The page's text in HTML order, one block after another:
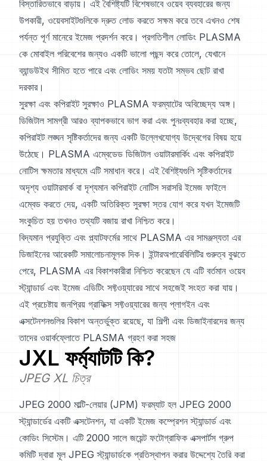
বিস্তারিতভাবে বাড়ায়। এই বৈশিষ্ট্যটি বিশেষভাবে ওয়েব ব্যবহারের জন্য
উপকারী, ওয়েবসাইটগুলিকে দ্রুত লোড করতে সক্ষম করে তবে এখনও শেষ
পর্যন্ত পূর্ণ মানেরে ইমেজ প্রদর্শন করে। প্রগতিশীল লোডিং PLASMA
কে মোবাইল পরিবেশের জন্যও একটি ভালো পছন্দ করে তোলে, যেখানে
ব্যান্ডউইথ সীমিত হতে পারে এবং লোডিং সময় যতটা সম্ভব ছোট রাখা
দরকার।
সুরক্ষা এবং কপিরাইট সুরক্ষাও PLASMA ফরম্যাটের অবিচ্ছেদ্য অঙ্গ।
ডিজিটাল সামগ্রী আরও ব্যাপকভাবে ভাগ করা এবং পুনঃব্যবহার করা হচ্ছে,
কপিরাইট লঙ্ঘন সৃষ্টিকর্তাদের জন্য একটি উল্লেখযোগ্য উদ্বেগের বিষয় হয়ে
উঠেছে। PLASMA এম্বেডেড ডিজিটাল ওয়াটারমার্কিং এবং কপিরাইট
নোটিস ক্ষমতার মাধ্যমে এটি সমাধান করে। এই বৈশিষ্ট্যগুলি সৃষ্টিকর্তাদের
অদৃশ্য ওয়াটারমার্ক বা দৃশ্যমান কপিরাইট নোটিস সরাসরি ইমেজ ফাইলে
এম্বেড করতে দেয়, একটি অতিরিক্ত সুরক্ষা স্তর যোগ করে যখন ইমেজটি
সংকুচিত হয় তখনও তথ্যটি বজায় রাখা নিশ্চিত করে।
বিদ্যমান প্রযুক্তি এবং প্ল্যাটফর্মের সাথে PLASMA এর সামঞ্জস্যতা এর
ডিজাইনের আরেকটি সমালোচনামূলক দিক। ইন্টারঅপারেবিলিটির গুরুত্ব বুঝতে
পেরে, PLASMA এর বিকাশকারীরা নিশ্চিত করেছেন যে এটি বর্তমান ওয়েব
স্ট্যান্ডার্ড এবং ইমেজ এডিটিং সফ্টওয়্যারের সাথে সহজেই সংহত করা যায়।
এই প্রচেষ্টায় জনপ্রিয় গ্রাফিক্স সফ্টওয়্যারের জন্য প্লাগইন এবং
এক্সটেনশনগুলির বিকাশ অন্তর্ভুক্ত রয়েছে, যা শিল্পী এবং ডিজাইনারদের জন্য
তাদের ওয়ার্কফ্লোতে PLASMA গ্রহণ করা সহজ
JXL ফর্ম্যাটটি কি?
JPEG XL চিত্র
JPEG 2000 মাল্টি-লেয়ার (JPM) ফরম্যাট হল JPEG 2000
স্ট্যান্ডার্ডের একটি এক্সটেনশন, যা একটি ইমেজ কম্প্রেশন স্ট্যান্ডার্ড এবং
কোডিং সিস্টেম। এটি 2000 সালে জয়েন্ট ফটোগ্রাফিক এক্সপার্টস গ্রুপ
কমিটি দ্বারা মূল JPEG স্ট্যান্ডার্ডকে প্রতিস্থাপন করার উদ্দেশ্যে তৈরি করা